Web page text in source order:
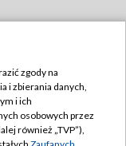
zgody na
i zbierania danych,
i ich
osobowych przez
również „TVP”),